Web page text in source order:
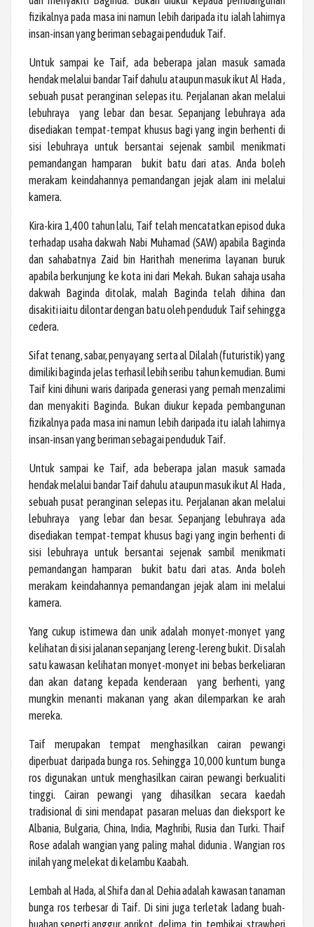
fizikalnya pada masa ini namun lebih daripada itu ialah lahirnya
insan-insan yang beriman sebagai penduduk Taif.
Untuk sampai ke Taif, ada beberapa jalan masuk samada
hendak melalui bandar Taif dahulu ataupun masuk ikut Al Hada ,
sebuah pusat peranginan selepas itu. Perjalanan akan melalui
lebuhraya yang lebar dan besar. Sepanjang lebuhraya ada
disediakan tempat-tempat khusus bagi yang ingin berhenti di
sisi lebuhraya untuk bersantai sejenak sambil menikmati
pemandangan hamparan bukit batu dari atas. Anda boleh
merakam keindahannya pemandangan jejak alam ini melalui
kamera.
Kira-kira 1,400 tahun lalu, Taif telah mencatatkan episod duka
terhadap usaha dakwah Nabi Muhamad (SAW) apabila Baginda
dan sahabatnya Zaid bin Harithah menerima layanan buruk
apabila berkunjung ke kota ini dari Mekah. Bukan sahaja usaha
dakwah Baginda ditolak, malah Baginda telah dihina dan
disakiti iaitu dilontar dengan batu oleh penduduk Taif sehingga
cedera.
Sifat tenang, sabar, penyayang serta al Dilalah (futuristik) yang
dimiliki baginda jelas terhasil lebih seribu tahun kemudian. Bumi
Taif kini dihuni waris daripada generasi yang pernah menzalimi
dan menyakiti Baginda. Bukan diukur kepada pembangunan
fizikalnya pada masa ini namun lebih daripada itu ialah lahirnya
insan-insan yang beriman sebagai penduduk Taif.
Untuk sampai ke Taif, ada beberapa jalan masuk samada
hendak melalui bandar Taif dahulu ataupun masuk ikut Al Hada ,
sebuah pusat peranginan selepas itu. Perjalanan akan melalui
lebuhraya yang lebar dan besar. Sepanjang lebuhraya ada
disediakan tempat-tempat khusus bagi yang ingin berhenti di
sisi lebuhraya untuk bersantai sejenak sambil menikmati
pemandangan hamparan bukit batu dari atas. Anda boleh
merakam keindahannya pemandangan jejak alam ini melalui
kamera.
Yang cukup istimewa dan unik adalah monyet-monyet yang
kelihatan di sisi jalanan sepanjang lereng-lereng bukit. Di salah
satu kawasan kelihatan monyet-monyet ini bebas berkeliaran
dan akan datang kepada kenderaan yang berhenti, yang
mungkin menanti makanan yang akan dilemparkan ke arah
mereka.
Taif merupakan tempat menghasilkan cairan pewangi
diperbuat daripada bunga ros. Sehingga 10,000 kuntum bunga
ros digunakan untuk menghasilkan cairan pewangi berkualiti
tinggi. Cairan pewangi yang dihasilkan secara kaedah
tradisional di sini mendapat pasaran meluas dan dieksport ke
Albania, Bulgaria, China, India, Maghribi, Rusia dan Turki. Thaif
Rose adalah wangian yang paling mahal didunia . Wangian ros
inilah yang melekat di kelambu Kaabah.
Lembah al Hada, al Shifa dan al Dehia adalah kawasan tanaman
bunga ros terbesar di Taif. Di sini juga terletak ladang buah-
buahan seperti anggur, aprikot, delima, tin, tembikai, strawberi